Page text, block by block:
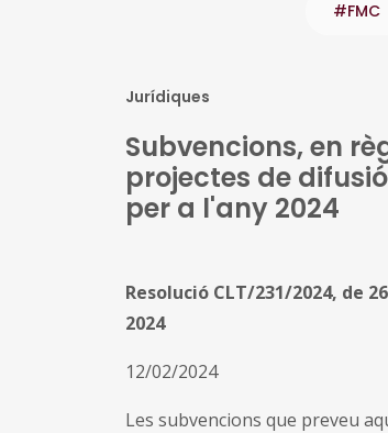
#FMC
Jurídiques
Subvencions, en
projectes de
per a l'any 2024
Resolució CLT/231/2024, de
2024
12/02/2024
Les subvencions que preveu